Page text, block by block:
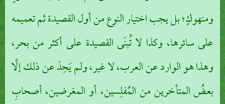
ومنهوكٍ؛ بل يجب اختيار النوع من أول القصيدة ثم تعميمه
على سائرها، وكذا لا تُبنَى القصيدة على أكثر من بحر،
وهذا هو الوارد عن العرب، لا غير، ولم يَحِدْ عن ذلك إلَّا
بعضُ المتأخرين من المُفلِسين، أو المغرضين، أصحابِ